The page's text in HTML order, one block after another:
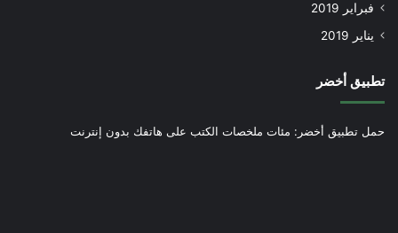
فبراير 2019
يناير 2019
تطبيق أخضر
حمل تطبيق أخضر: مئات ملخصات الكتب على هاتفك بدون إنترنت